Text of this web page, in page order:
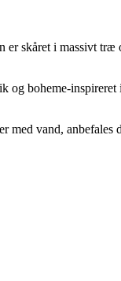
skåret i massivt træ
og boheme-
vand,